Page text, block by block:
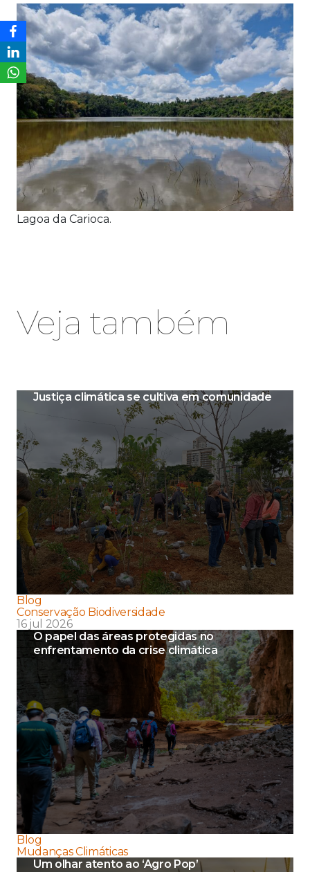
Lagoa da Carioca.
Veja também
Justiça climática se cultiva em comunidade
Blog
Conservação Biodiversidade
16 jul 2026
O papel das áreas protegidas no
enfrentamento da crise climática
Blog
Mudanças Climáticas
Um olhar atento ao ‘Agro Pop’